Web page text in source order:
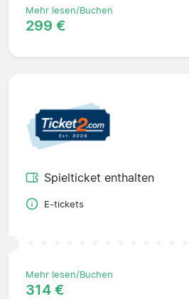
Mehr lesen/Buchen
299 €
Spielticket enthalten
E-tickets
Mehr lesen/Buchen
314 €